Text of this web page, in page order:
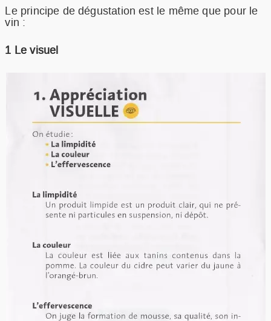
Le principe de dégustation est le même que pour le
vin :
1 Le visuel